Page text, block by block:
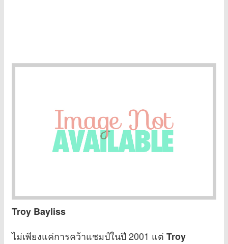
Troy Bayliss
ไม่เพียงแค่การคว้าแชมป์ในปี 2001 แต่ Troy